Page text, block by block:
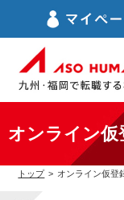
オンライン仮
トップ > オンライン仮登